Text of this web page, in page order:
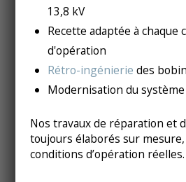
13,8 kV
Recette adaptée à chaque
d'opération
Rétro-ingénierie des
Modernisation du système
Nos travaux de réparation et
toujours élaborés sur
conditions d’opération réelles.